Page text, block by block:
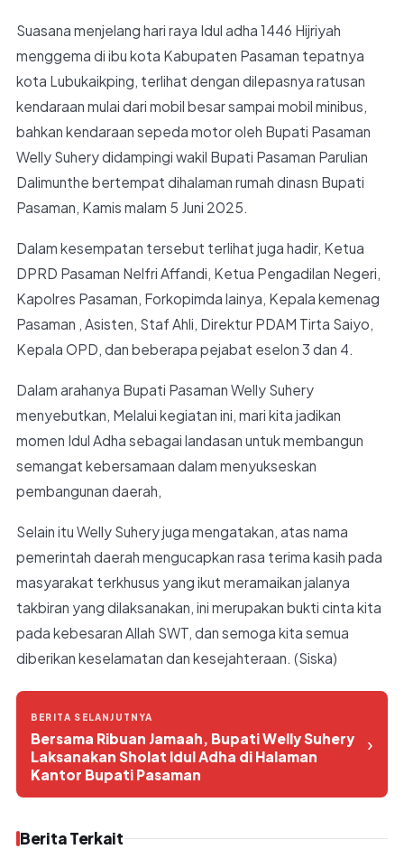
Suasana menjelang hari raya Idul adha 1446 Hijriyah
menggema di ibu kota Kabupaten Pasaman tepatnya
kota Lubukaikping, terlihat dengan dilepasnya ratusan
kendaraan mulai dari mobil besar sampai mobil minibus,
bahkan kendaraan sepeda motor oleh Bupati Pasaman
Welly Suhery didampingi wakil Bupati Pasaman Parulian
Dalimunthe bertempat dihalaman rumah dinasn Bupati
Pasaman, Kamis malam 5 Juni 2025.
Dalam kesempatan tersebut terlihat juga hadir, Ketua
DPRD Pasaman Nelfri Affandi, Ketua Pengadilan Negeri,
Kapolres Pasaman, Forkopimda lainya, Kepala kemenag
Pasaman , Asisten, Staf Ahli, Direktur PDAM Tirta Saiyo,
Kepala OPD, dan beberapa pejabat eselon 3 dan 4.
Dalam arahanya Bupati Pasaman Welly Suhery
menyebutkan, Melalui kegiatan ini, mari kita jadikan
momen Idul Adha sebagai landasan untuk membangun
semangat kebersamaan dalam menyukseskan
pembangunan daerah,
Selain itu Welly Suhery juga mengatakan, atas nama
pemerintah daerah mengucapkan rasa terima kasih pada
masyarakat terkhusus yang ikut meramaikan jalanya
takbiran yang dilaksanakan, ini merupakan bukti cinta kita
pada kebesaran Allah SWT, dan semoga kita semua
diberikan keselamatan dan kesejahteraan. (Siska)
BERITA SELANJUTNYA
Bersama Ribuan Jamaah, Bupati Welly Suhery
Laksanakan Sholat Idul Adha di Halaman
Kantor Bupati Pasaman
›
Berita Terkait